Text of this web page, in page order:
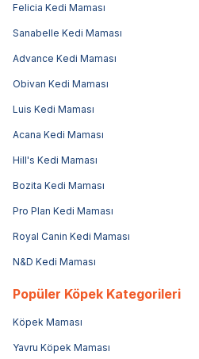
Felicia Kedi Maması
Sanabelle Kedi Maması
Advance Kedi Maması
Obivan Kedi Maması
Luis Kedi Maması
Acana Kedi Maması
Hill's Kedi Maması
Bozita Kedi Maması
Pro Plan Kedi Maması
Royal Canin Kedi Maması
N&D Kedi Maması
Popüler Köpek Kategorileri
Köpek Maması
Yavru Köpek Maması